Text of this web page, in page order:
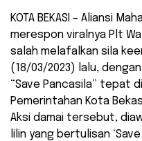
KOTA BEKASI – Aliansi
merespon viralnya Plt
salah melafalkan sila
(18/03/2023) lalu,
“Save Pancasila” tepat
Pemerintahan Kota
Aksi damai tersebut,
lilin yang bertulisan